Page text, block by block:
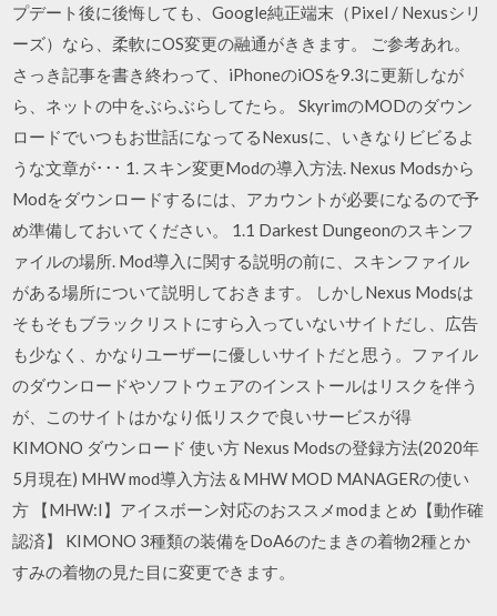
プデート後に後悔しても、Google純正端末（Pixel / Nexusシリ
ーズ）なら、柔軟にOS変更の融通がききます。 ご参考あれ。
さっき記事を書き終わって、iPhoneのiOSを9.3に更新しなが
ら、ネットの中をぶらぶらしてたら。 SkyrimのMODのダウン
ロードでいつもお世話になってるNexusに、いきなりビビるよ
うな文章が･･･ 1. スキン変更Modの導入方法. Nexus Modsから
Modをダウンロードするには、アカウントが必要になるので予
め準備しておいてください。 1.1 Darkest Dungeonのスキンフ
ァイルの場所. Mod導入に関する説明の前に、スキンファイル
がある場所について説明しておきます。 しかしNexus Modsは
そもそもブラックリストにすら入っていないサイトだし、広告
も少なく、かなりユーザーに優しいサイトだと思う。ファイル
のダウンロードやソフトウェアのインストールはリスクを伴う
が、このサイトはかなり低リスクで良いサービスが得
KIMONO ダウンロード 使い方 Nexus Modsの登録方法(2020年
5月現在) MHW mod導入方法＆MHW MOD MANAGERの使い
方 【MHW:I】アイスボーン対応のおススメmodまとめ【動作確
認済】 KIMONO 3種類の装備をDoA6のたまきの着物2種とか
すみの着物の見た目に変更できます。